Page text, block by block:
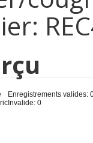
Enregistrements valides:
Invalide: 0